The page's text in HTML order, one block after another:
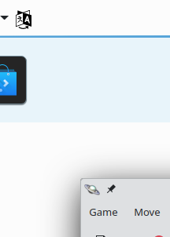
اختر لغتك